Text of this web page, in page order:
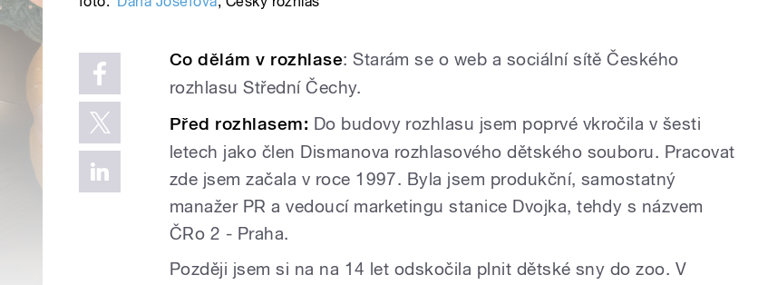
Co dělám v rozhlase: Starám se o web a sociální sítě Českého
rozhlasu Střední Čechy.
Před rozhlasem: Do budovy rozhlasu jsem poprvé vkročila v šesti
letech jako člen Dismanova rozhlasového dětského souboru. Pracovat
zde jsem začala v roce 1997. Byla jsem produkční, samostatný
manažer PR a vedoucí marketingu stanice Dvojka, tehdy s názvem
ČRo 2 - Praha.
Později jsem si na na 14 let odskočila plnit dětské sny do zoo. V